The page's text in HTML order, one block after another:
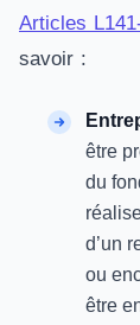
Articles
savoir :
être
du
d’un
ou
être